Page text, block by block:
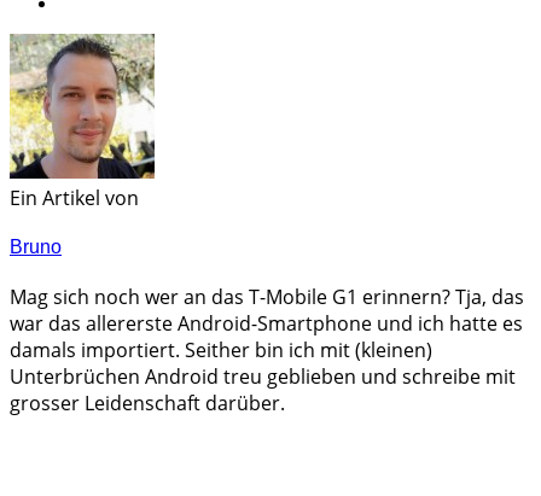
Ein Artikel von
Bruno
Mag sich noch wer an das T-Mobile G1 erinnern? Tja, das
war das allererste Android-Smartphone und ich hatte es
damals importiert. Seither bin ich mit (kleinen)
Unterbrüchen Android treu geblieben und schreibe mit
grosser Leidenschaft darüber.